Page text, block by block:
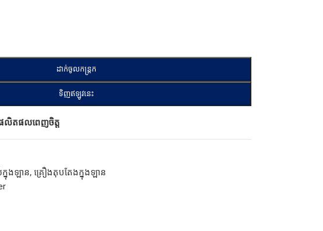
ដាក់ចូលកន្ត្រក
ទិញឥឡូវនេះ
លិតផលពេញចិត្ត
ក្នុងឡាន, គ្រឿងតុបតែងក្នុងឡាន